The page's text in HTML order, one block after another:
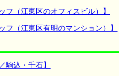
（江東区のオフィスビル）】
（江東区有明のマンション）】
駒込・千石】